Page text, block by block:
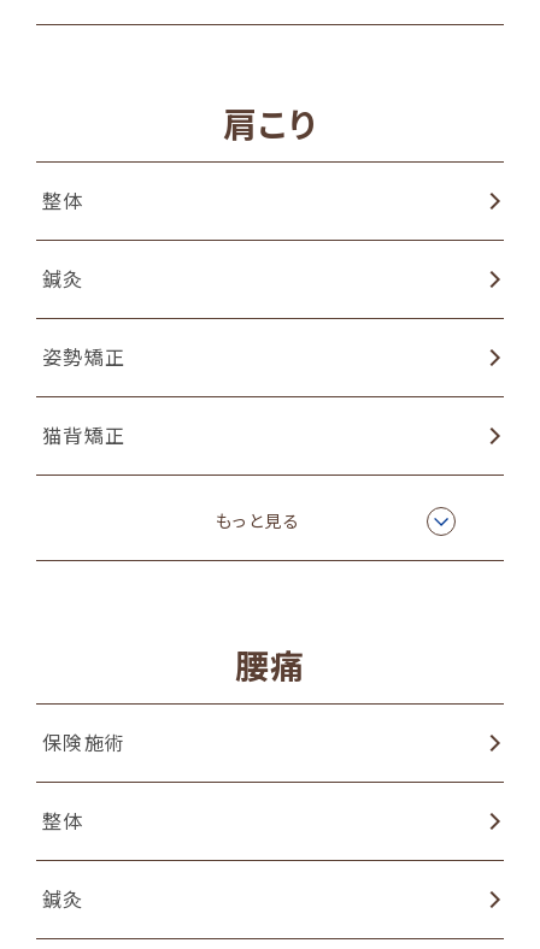
肩こり
整体
鍼灸
姿勢矯正
猫背矯正
もっと見る
腰痛
保険施術
整体
鍼灸